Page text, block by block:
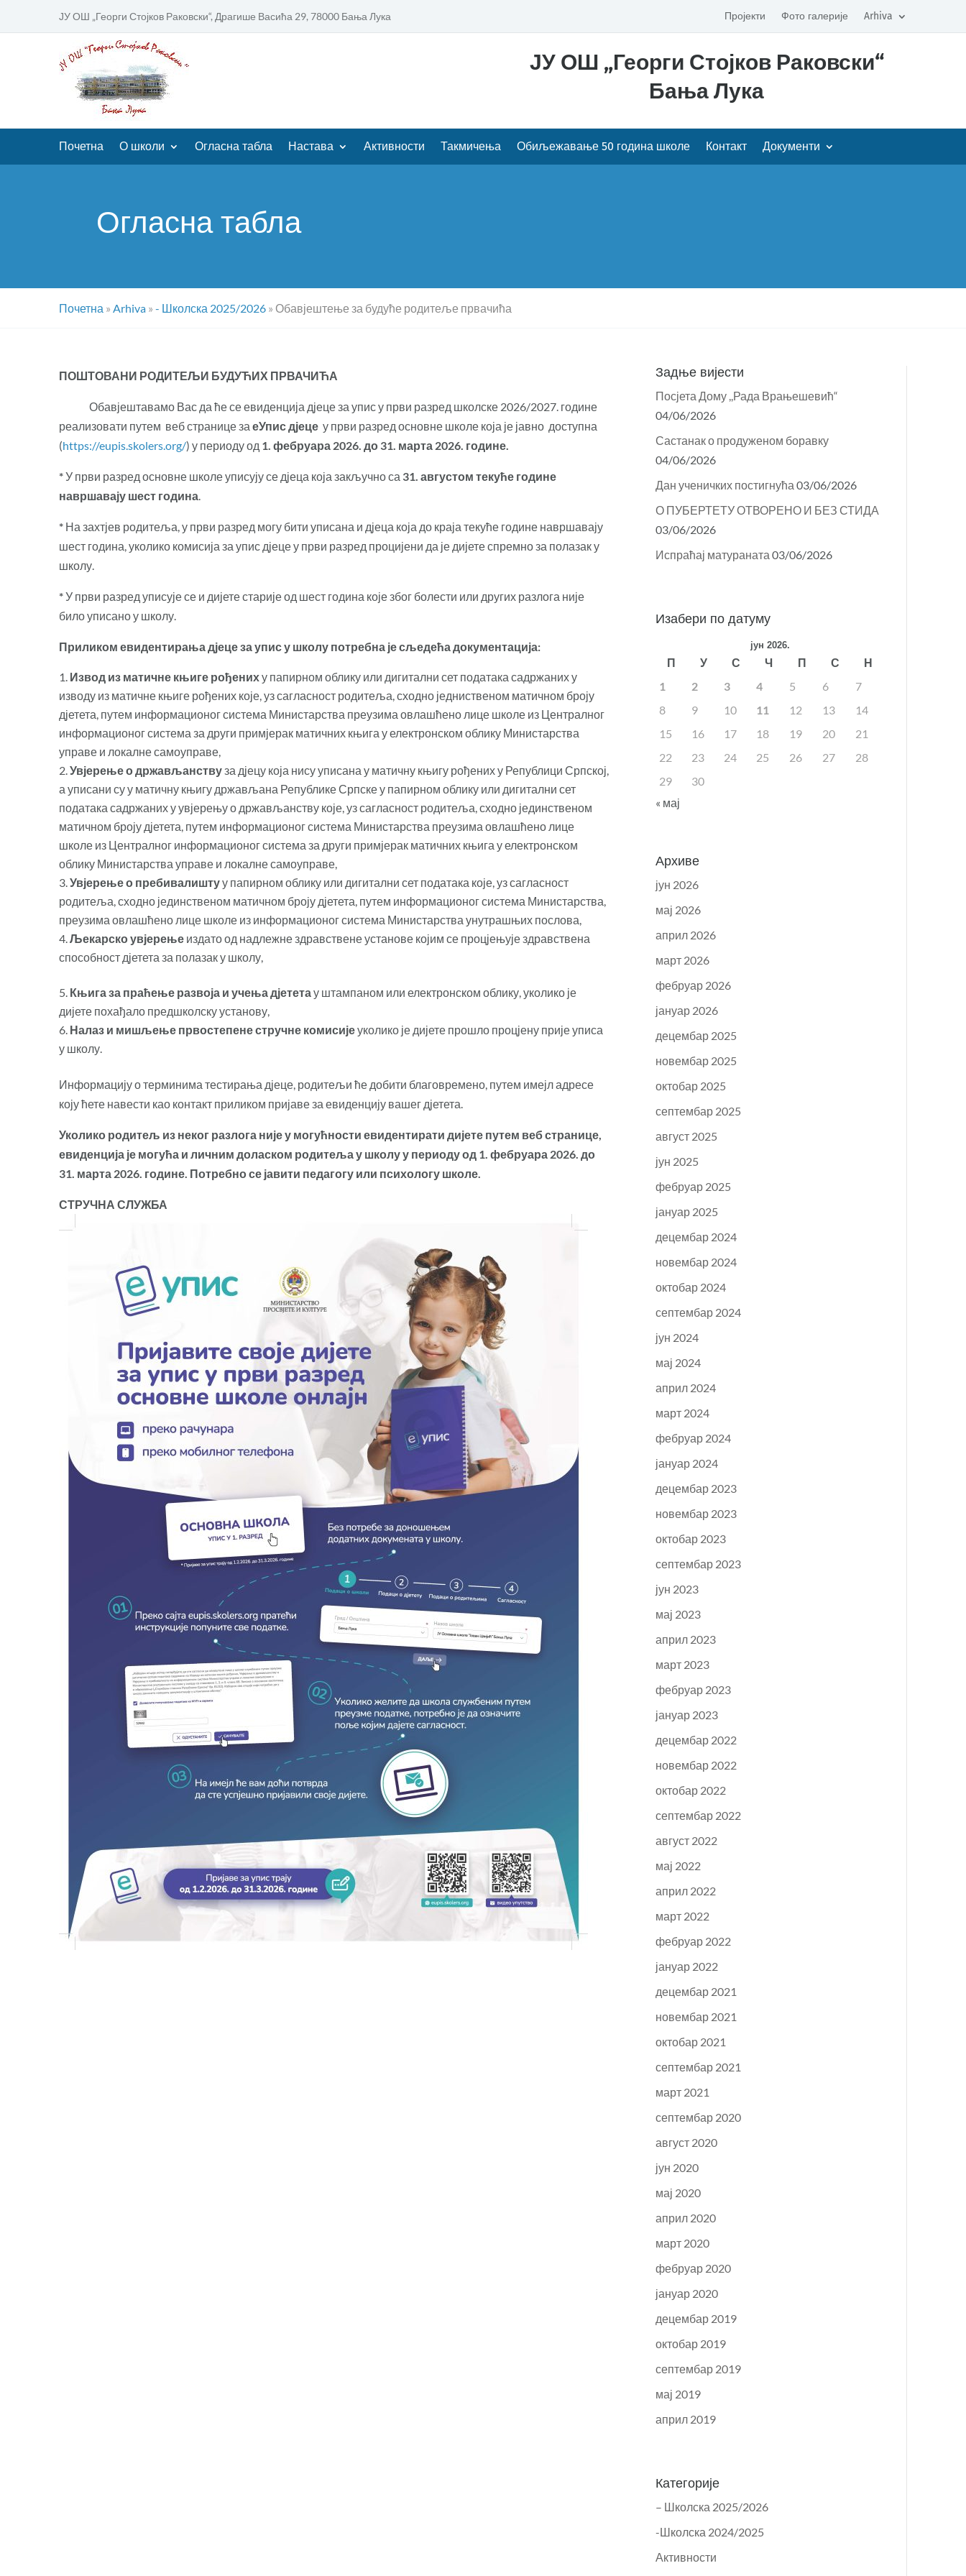
ЈУ ОШ „Георги Стојков Раковски“, Драгише Васића 29, 78000 Бања Лука Пројекти Фото галерије Arhiva
ЈУ ОШ „Георги Стојков Раковски“
Бања Лука
Почетна О школи Огласна табла Настава Активности Такмичења Обиљежавање 50 година школе Контакт Документи
Огласна табла
Почетна » Arhiva » - Школска 2025/2026 » Обавјештење за будуће родитеље првачића
ПОШТОВАНИ РОДИТЕЉИ БУДУЋИХ ПРВАЧИЋА
Обавјештавамо Вас да ће се евиденција дјеце за упис у први разред школске 2026/2027. године
реализовати путем веб странице за еУпис дјеце у први разред основне школе која је јавно доступна
(https://eupis.skolers.org/) у периоду од 1. фебруара 2026. до 31. марта 2026. године.
*У први разред основне школе уписују се дјеца која закључно са 31. августом текуће године
навршавају шест година.
* На захтјев родитеља, у први разред могу бити уписана и дјеца која до краја текуће године навршавају
шест година, уколико комисија за упис дјеце у први разред процијени да је дијете спремно за полазак у
школу.
*У први разред уписује се и дијете старије од шест година које због болести или других разлога није
било уписано у школу.
Приликом евидентирања дјеце за упис у школу потребна је сљедећа документација:
Извод из матичне књиге рођениху папирном облику или дигитални сет података садржаних у
изводу из матичне књиге рођених које, уз сагласност родитеља, сходно једниственом матичном броју
дјетета, путем информационог система Министарства преузима овлашћено лице школе из Централног
информационог система за други примјерак матичних књига у електронском облику Министарства
управе и локалне самоуправе,
Увјерење о држављанствуза дјецу која нису уписана у матичну књигу рођених у Републици Српској,
а уписани су у матичну књигу држављана Републике Српске у папирном облику или дигитални сет
података садржаних у увјерењу о држављанству које, уз сагласност родитеља, сходно јединственом
матичном броју дјетета, путем информационог система Министарства преузима овлашћено лице
школе из Централног информационог система за други примјерак матичних књига у електронском
облику Министарства управе и локалне самоуправе,
Увјерење о пребивалиштуу папирном облику или дигитални сет података које, уз сагласност
родитеља, сходно јединственом матичном броју дјетета, путем информационог система Министарства,
преузима овлашћено лице школе из информационог система Министарства унутрашњих послова,
Љекарско увјерење издато од надлежне здравствене установе којим се процјењује здравствена
способност дјетета за полазак у школу,
Књига за праћење развоја и учења дјететау штампаном или електронском облику, уколико је
дијете похађало предшколску установу,
Налаз и мишљење првостепене стручне комисијеуколико је дијете прошло процјену прије уписа
у школу.
Информацију о терминима тестирања дјеце, родитељи ће добити благовремено, путем имејл адресе
коју ћете навести као контакт приликом пријаве за евиденцију вашег дјетета.
Уколико родитељ из неког разлога није у могућности евидентирати дијете путем веб странице,
евиденција је могућа и личним доласком родитеља у школу у периоду од 1. фебруара 2026. до
31. марта 2026. године. Потребно се јавити педагогу или психологу школе.
СТРУЧНА СЛУЖБА
Задње вијести
Посјета Дому ,,Рада Врањешевић“
04/06/2026
Састанак о продуженом боравку
04/06/2026
Дан ученичких постигнућа 03/06/2026
О ПУБЕРТЕТУ ОТВОРЕНО И БЕЗ СТИДА
03/06/2026
Испраћај матураната 03/06/2026
Изабери по датуму
јун 2026.
П У С Ч П С
Н
1
2 3 4 5 6
7
8
9 10 11 12 13
14
15
16 17 18 19 20
21
22
23 24 25 26 27
28
29
30
« мај
Архиве
јун 2026
мај 2026
април 2026
март 2026
фебруар 2026
јануар 2026
децембар 2025
новембар 2025
октобар 2025
септембар 2025
август 2025
јун 2025
фебруар 2025
јануар 2025
децембар 2024
новембар 2024
октобар 2024
септембар 2024
јун 2024
мај 2024
април 2024
март 2024
фебруар 2024
јануар 2024
децембар 2023
новембар 2023
октобар 2023
септембар 2023
јун 2023
мај 2023
април 2023
март 2023
фебруар 2023
јануар 2023
децембар 2022
новембар 2022
октобар 2022
септембар 2022
август 2022
мај 2022
април 2022
март 2022
фебруар 2022
јануар 2022
децембар 2021
новембар 2021
октобар 2021
септембар 2021
март 2021
септембар 2020
август 2020
јун 2020
мај 2020
април 2020
март 2020
фебруар 2020
јануар 2020
децембар 2019
октобар 2019
септембар 2019
мај 2019
април 2019
Категорије
– Школска 2025/2026
-Школска 2024/2025
Активности